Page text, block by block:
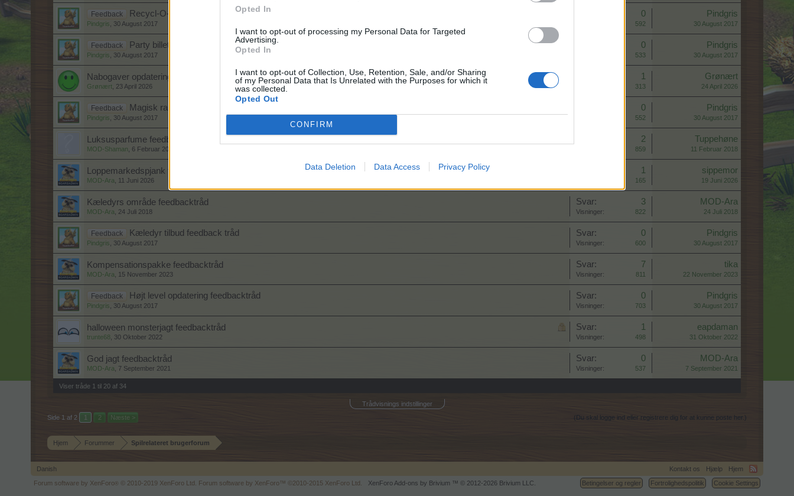
Opted In
I want to opt-out of processing my Personal Data for Targeted
Advertising.
Opted In
I want to opt-out of Collection, Use, Retention, Sale, and/or Sharing
of my Personal Data that Is Unrelated with the Purposes for which it
was collected.
Opted Out
CONFIRM
Data Deletion Data Access Privacy Policy
Feedback Recycl-O-Mat feedback tråd
Pindgris 30 August 2017
0
592
Pindgris
30 August 2017
Feedback Party billet tilbud/Jackpot item feedbacktråd
Pindgris 30 August 2017
0
533
Pindgris
30 August 2017
Nabogaver opdatering feedbacktråd
Grønært 23 April 2026
1
313
Grønært
24 April 2026
Feedback Magisk ranke og ranke items tilbud feedbacktråd
Pindgris 30 August 2017
0
552
Pindgris
30 August 2017
Luksusparfume feedbacktråd
MOD-Shaman 6 Februar 2018
2
859
Tuppehøne
11 Februar 2018
Loppemarkedspjank feedbacktråd
MOD-Ara 11 Juni 2026
1
165
sippemor
19 Juni 2026
Kæledyrs område feedbacktråd
MOD-Ara 24 Juli 2018
Svar: 3
Visninger: 822
MOD-Ara
24 Juli 2018
Feedback Kæledyr tilbud feedback tråd
Pindgris 30 August 2017
Svar: 0
Visninger: 600
Pindgris
30 August 2017
Kompensationspakke feedbacktråd
MOD-Ara 15 November 2023
Svar: 7
Visninger: 811
tika
22 November 2023
Feedback Højt level opdatering feedbacktråd
Pindgris 30 August 2017
Svar: 0
Visninger: 703
Pindgris
30 August 2017
halloween monsterjagt feedbacktråd
trunte68 30 Oktober 2022
Svar: 1
Visninger: 498
eapdaman
31 Oktober 2022
God jagt feedbacktråd
MOD-Ara 7 September 2021
Svar: 0
Visninger: 537
MOD-Ara
7 September 2021
Viser tråde 1 til 20 af 34
Trådvisnings indstillinger
(Du skal logge ind eller registrere dig for at kunne poste her.)
Side 1 af 2 1 2 Næste >
Hjem Forummer Spilrelateret brugerforum
Danish Kontakt os Hjælp
Hjem
Betingelser og regler
Fortrolighedspolitik Cookie Settings
Forum software by XenForo ® © 2010-2019 XenForo Ltd. Forum software by XenForo™ ©2010-2015 XenForo Ltd. XenForo Add-ons by Brivium ™ © 2012-2026 Brivium LLC.